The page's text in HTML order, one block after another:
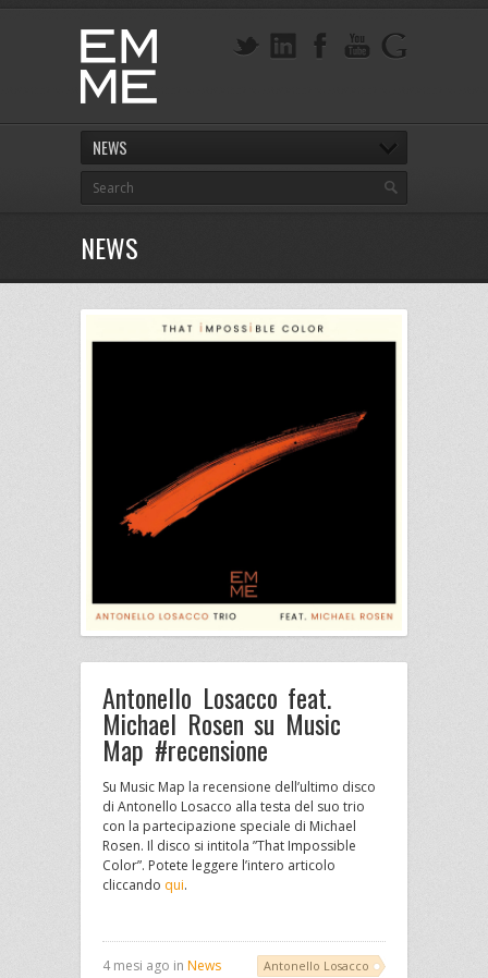
NEWS
NEWS
Antonello Losacco feat.
Michael Rosen su Music
Map #recensione
Su Music Map la recensione dell’ultimo disco
di Antonello Losacco alla testa del suo trio
con la partecipazione speciale di Michael
Rosen. Il disco si intitola ”That Impossible
Color”. Potete leggere l’intero articolo
cliccando qui.
4 mesi ago in News Antonello Losacco